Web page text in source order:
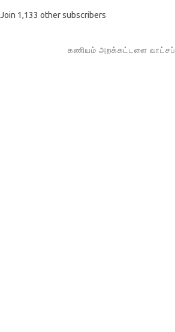
Join 1,133 other subscribers
கணியம் அறக்கட்டளை